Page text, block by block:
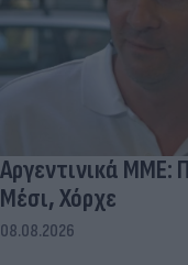
Αργεντινικά ΜΜΕ:
Μέσι, Χόρχε
08.08.2026